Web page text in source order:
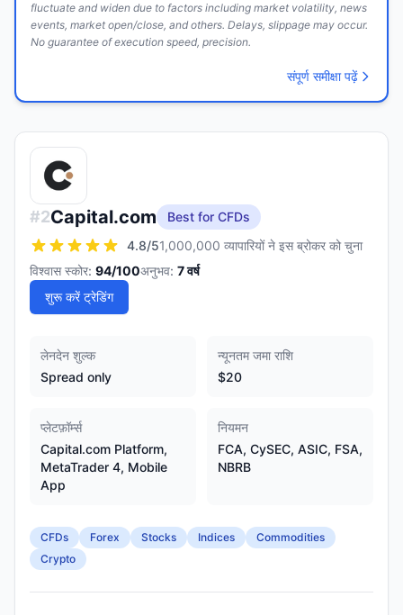
fluctuate and widen due to factors including market volatility, news
events, market open/close, and others. Delays, slippage may occur.
No guarantee of execution speed, precision.
संपूर्ण समीक्षा पढ़ें
#2Capital.com
Best for CFDs
4.8/51,000,000 व्यापारियों ने इस ब्रोकर को चुना
विश्वास स्कोर: 94/100अनुभव: 7वर्ष
शुरू करें ट्रेडिंग
लेनदेन शुल्क
Spread only
न्यूनतम जमा राशि
$20
प्लेटफ़ॉर्म्स
Capital.com Platform,
MetaTrader 4, Mobile
App
नियमन
FCA, CySEC, ASIC, FSA,
NBRB
CFDs Forex Stocks Indices
Commodities
Crypto